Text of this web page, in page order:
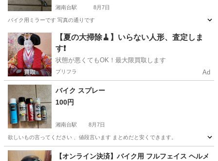
湘南台駅 8月7日
バイク用ミラーです 写真の通りです
神奈川 湘南台駅 その他
【夏の大掃除🧹】いらない人形、査定しま
す❗️
状態が悪くてもOK！最大限買取します
プリフラ Ad
バイク スプレー
100円
湘南台駅 8月7日
欲しいもの言ってください 、値段言います まとめだと安くできます。
神奈川 藤沢市 湘南台駅 その他
【オンライン決済】バイク用 フルフェイス ヘルメ